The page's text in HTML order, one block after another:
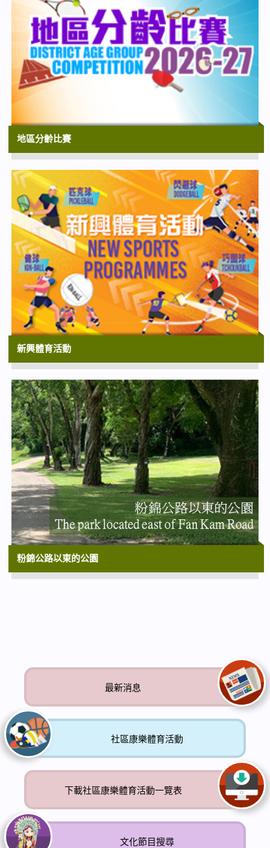
屯門大會堂文娛廳
17:00
太陽系大冒險3D
香港太空館 | 上映至2026年10月14日
17:30
夏日親子電影節 2026《超巨河馬縮水之旅》
香港電影資料館電影院
19:45
紫荊盃國際舞蹈大賽2026 – 優勝者演出暨頒
獎禮
屯門大會堂演奏廳
19:30
「香港芭蕾舞學會超新星大賞2026」
大埔文娛中心演藝廳
19:45
「紫荊盃國際舞蹈大賽2026」
屯門大會堂演奏廳
19:45
香港文化中心場地伙伴計劃：恒基兆業地產
呈獻 合家歡音樂舞劇《熊貓大同萌》 ︳香
港舞蹈團兒童團及少年團二十周年誌慶
香港文化中心大劇院
地區分齡比賽
新興體育活動
粉錦公路以東的公園
最新消息
社區康樂體育活動
下載社區康樂體育活動一覽表
文化節目搜尋